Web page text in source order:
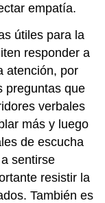
empatía.
útiles para la
responder a
atención, por
preguntas que
verbales
más y luego
de escucha
sentirse
resistir la
También es